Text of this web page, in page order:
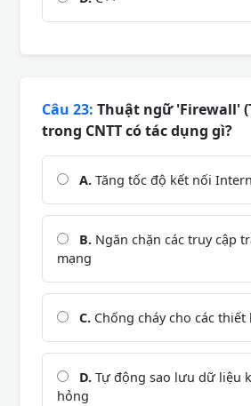
Câu 23: Thuật ngữ 'Firewall'
trong CNTT có tác dụng gì?
A. Tăng tốc độ kết nối
B. Ngăn chặn các truy cập
mạng
C. Chống cháy cho các
D. Tự động sao lưu dữ liệu
hỏng